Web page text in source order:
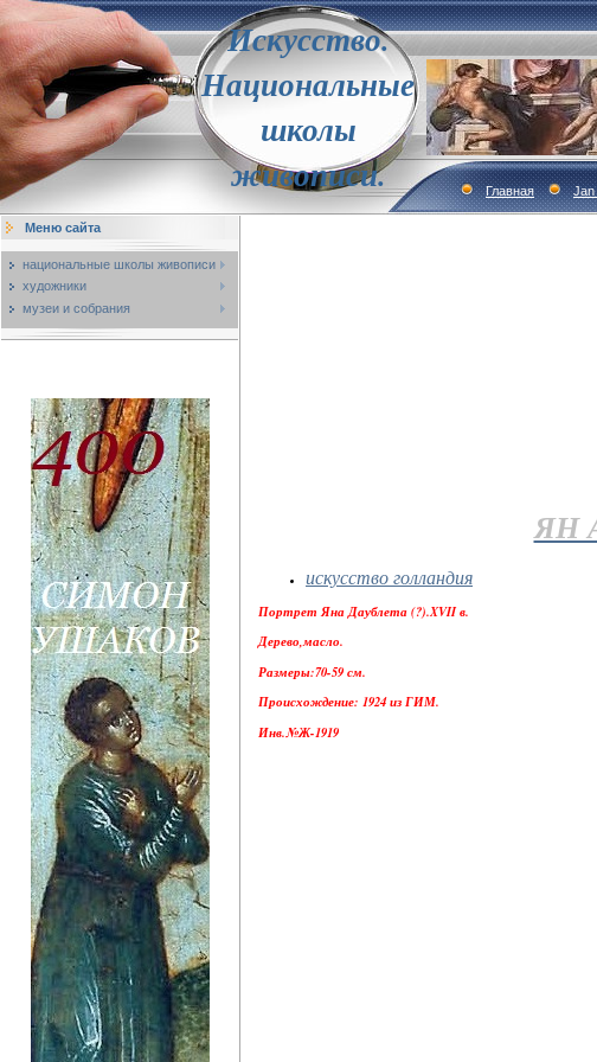
Искусство.
Национальные
школы
живописи.
Главная Jan
Меню сайта
национальные школы живописи
художники
музеи и собрания
ЯН
искусство голландия
Портрет Яна Даублета (?).XVII в.
Дерево,масло.
Размеры:70-59 см.
Происхождение: 1924 из ГИМ.
Инв.№Ж-1919